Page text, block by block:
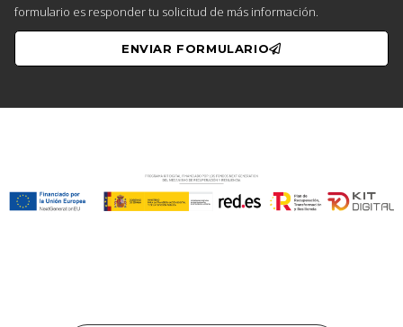
formulario es responder tu solicitud de más información.
ENVIAR FORMULARIO